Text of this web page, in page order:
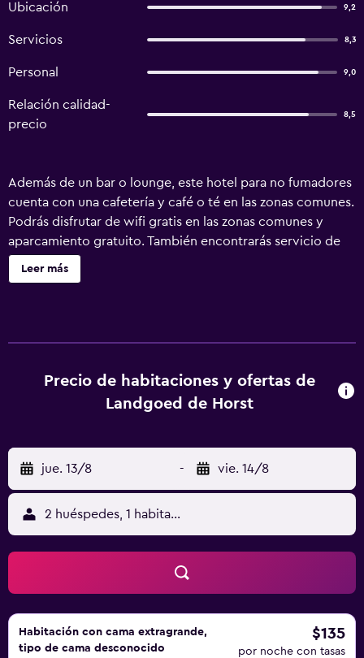
Ubicación 9,2
Servicios 8,3
Personal 9,0
Relación calidad-
precio
8,5
Además de un bar o lounge, este hotel para no fumadores
cuenta con una cafetería y café o té en las zonas comunes.
Podrás disfrutar de wifi gratis en las zonas comunes y
aparcamiento gratuito. También encontrarás servicio de
recepción 24 horas, check-out exprés y periódicos
gratuitos. Landgoed de Horst ofrece 40 alojamientos con
posible solicitar secador de pelo. Se pueden practicar las
actividades de ocio y esparcimiento que se indican más
Leer más
Precio de habitaciones y ofertas de
Landgoed de Horst
jue. 13/8 - vie. 14/8
2 huéspedes, 1 habitación
Habitación con cama extragrande,
tipo de cama desconocido
$135
por noche con tasas